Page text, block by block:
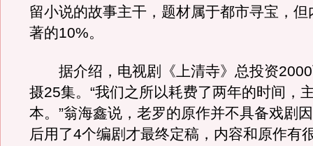
留小说的故事主干，题材属于都市寻宝，但
著的10%。
据介绍，电视剧《上清寺》总投资2000
摄25集。“我们之所以耗费了两年的时间，
本。”翁海鑫说，老罗的原作并不具备戏剧
后用了4个编剧才最终定稿，内容和原作有